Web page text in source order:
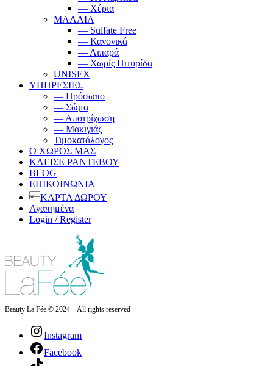
— Χέρια
ΜΑΛΛΙΑ
— Sulfate Free
— Κανονικά
— Λιπαρά
— Χωρίς Πιτυρίδα
UNISEX
ΥΠΗΡΕΣΙΕΣ
— Πρόσωπο
— Σώμα
— Αποτρίχωση
— Μακιγιάζ
Τιμοκατάλογος
Ο ΧΩΡΟΣ ΜΑΣ
ΚΛΕΙΣΕ ΡΑΝΤΕΒΟΥ
BLOG
ΕΠΙΚΟΙΝΩΝΙΑ
ΚΑΡΤΑ ΔΩΡΟΥ
Αγαπημένα
Login / Register
Beauty La Fée © 2024 – All rights reserved
Instagram
Facebook